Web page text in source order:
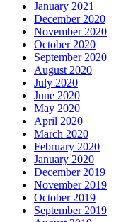
January 2021
December 2020
November 2020
October 2020
September 2020
August 2020
July 2020
June 2020
May 2020
April 2020
March 2020
February 2020
January 2020
December 2019
November 2019
October 2019
September 2019